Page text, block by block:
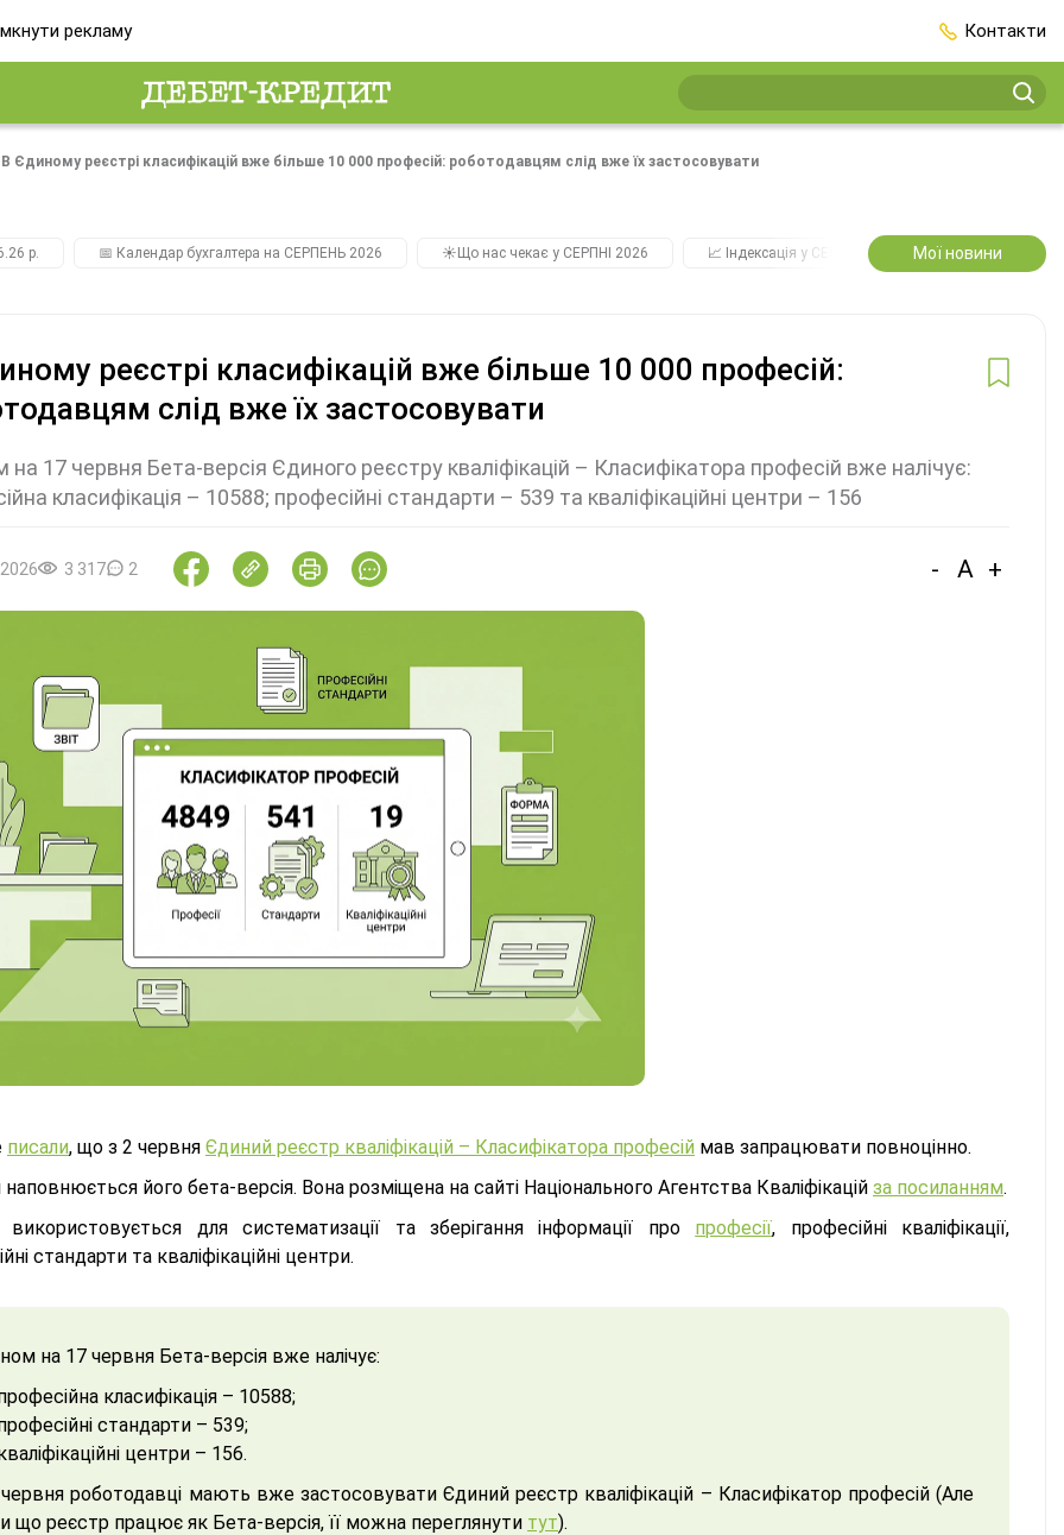
рекламу Контакти
В Єдиному реєстрі класифікацій вже більше 10 000 професій: роботодавцям слід вже їх застосовувати
р. 📅 Календар бухгалтера на СЕРПЕНЬ 2026 ☀️Що нас чекає у СЕРПНІ 2026 📈 Індексація у СЕРПНІ 2️⃣0️⃣2️⃣7️⃣ Усі
Мої новини
реєстрі класифікацій вже більше 10 000 професій:
слід вже їх застосовувати
на 17 червня Бета-версія Єдиного реєстру кваліфікацій – Класифікатора професій вже налічує:
класифікація – 10588; професійні стандарти – 539 та кваліфікаційні центри – 156
3 317 2 - A +
писали, що з 2 червня Єдиний реєстр кваліфікацій – Класифікатора професій мав запрацювати повноцінно.
його бета-версія. Вона розміщена на сайті Національного Агентства Кваліфікацій за посиланням.
використовується для систематизації та зберігання інформації про професії, професійні кваліфікації,
стандарти та кваліфікаційні центри.
на 17 червня Бета-версія вже налічує:
класифікація – 10588;
стандарти – 539;
центри – 156.
роботодавці мають вже застосовувати Єдиний реєстр кваліфікацій – Класифікатор професій (Але
що реєстр працює як Бета-версія, її можна переглянути тут).